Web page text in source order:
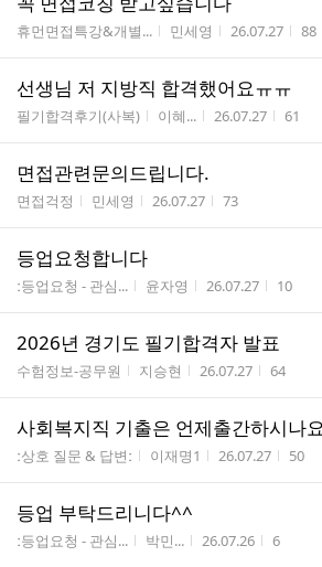
게시판명
휴먼면접특강&개별... 작성자
민세영 작성시간
26.07.27 조
88
선생님 저 지방직 합격했어요ㅠㅠ
게시판명
필기합격후기(사복) 작성자
이혜... 작성시간
26.07.27 조회수
61
면접관련문의드립니다.
게시판명
면접걱정 작성자
민세영 작성시간
26.07.27 조회수
73
등업요청합니다
게시판명
ː등업요청 - 관심... 작성자
윤자영 작성시간
26.07.27 조회수
10
2026년 경기도 필기합격자 발표
게시판명
수험정보-공무원 작성자
지승현 작성시간
26.07.27 조회수
64
사회복지직 기출은 언제출간하시나
게시판명
ː상호 질문 & 답변ː 작성자
이재명1 작성시간
26.07.27 조회수
50
등업 부탁드리니다^^
게시판명
ː등업요청 - 관심... 작성자
박민... 작성시간
26.07.26 조회수
6